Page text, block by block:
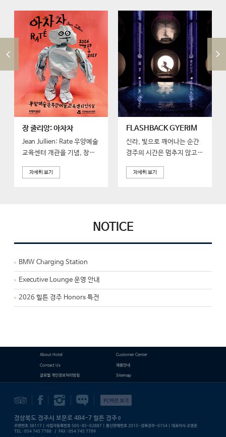
장 줄리앙: 아차차
Jean Jullien: Rate 우양예술
교육센터 개관을 기념, 창작
자세히 보기
FLASHBACK GYERIM
신라, 빛으로 깨어나는 순간
경주의 시간은 멈추지 않고
자세히 보기
NOTICE
BMW Charging Station
Executive Lounge 운영 안내
2026 힐튼 경주 Honors 특전
About Hotel Customer Center
Contact Us 채용안내
글로벌 개인정보처리방침 Sitemap
트립어드바이저
페이스북 인스타그램Contact Us
경상북도 경주시 보문로 484-7 힐튼 경주
우편번호 38117 사업자등록번호 505-85-02887 통신판매번호 2015-경북경주-0154
대표이사 조영준
TEL : 054 745 7788
/
FAX : 054 745 7799